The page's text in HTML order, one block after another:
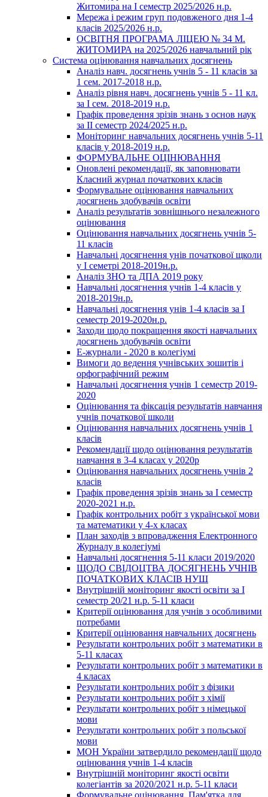
Житомира на І семестр 2025/2026 н.р.
Мережа і режим груп подовженого дня 1-4
класів 2025/2026 н.р.
ОСВІТНЯ ПРОГРАМА ЛІЦЕЮ № 34 М.
ЖИТОМИРА на 2025/2026 навчальний рік
Система оцінювання навчальних досягнень
Аналіз навч. досягнень учнів 5 - 11 класів за
1 сем. 2017-2018 н.р.
Аналіз рівня навч. досягнень учнів 5 - 11 кл.
за І сем. 2018-2019 н.р.
Графік проведення зрізів знань з основ наук
за ІІ семестр 2024/2025 н.р.
Моніторинг навчальних досягнень учнів 5-11
класів у 2018-2019 н.р.
ФОРМУВАЛЬНЕ ОЦІНЮВАННЯ
Оновлені рекомендації, як заповнювати
Класний журнал початкових класів
Формувальне оцінювання навчальних
досягнень здобувачів освіти
Аналіз результатів зовнішнього незалежного
оцінювання
Оцінювання навчальних досягнень учнів 5-
11 класів
Навчальні досягнення унів початкової щколи
у І семетрі 2018-2019н.р.
Аналіз ЗНО та ДПА 2019 року
Навчальні досягнення учнів 1-4 класів у
2018-2019н.р.
Навчальні досягнення унів 1-4 класів за І
семестр 2019-2020н.р.
Заходи щодо покращення якості навчальних
досягнень здобувачів освіти
Е-журнали - 2020 в колегіумі
Вимоги до ведення учнівських зошитів і
орфографічний режим
Навчальні досягнення учнів 1 семестр 2019-
2020
Оцінювання та фіксація результатів навчання
учнів початкової школи
Оцінювання навчальних досягнень учнів 1
класів
Рекомендації щодо оцінювання результатів
навчання в 3-4 класах у 2020р
Оцінювання навчальних досягнень учнів 2
класів
Графік проведення зрізів знань за І семестр
2020-2021 н.р.
Графік контрольних робіт з української мови
та математики у 4-х класах
План заходів з впровадження Електронного
Журналу в колегіумі
Навчальні досягнення 5-11 класи 2019/2020
ЩОДО СВІДОЦТВА ДОСЯГНЕНЬ УЧНІВ
ПОЧАТКОВИХ КЛАСІВ НУШ
Внутрішній моніторинг якості освіти за І
семестр 20/21 н.р. 5-11 класи
Критерії оцінювання для учнів з особливими
потребами
Критерії оцінювання навчальних досягнень
Результати контрольних робіт з математики в
5-11 класах
Результати контрольних робіт з математики в
4 класах
Результати контрольних робіт з фізики
Результати контрольних робіт з хімії
Результати контрольних робіт з німецької
мови
Результати контрольних робіт з польської
мови
МОН України затвердило рекомендації щодо
оцінювання учнів 1-4 класів
Внутрішній моніторинг якості освіти
колегіантів за 2020/2021 н.р. 5-11 класи
Формувальне оцінювання. Пам'ятка для